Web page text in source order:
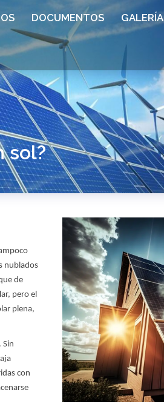
DOCUMENTOS GALERÍA
sol?
nublados
de
pero el
plena,
Sin
con